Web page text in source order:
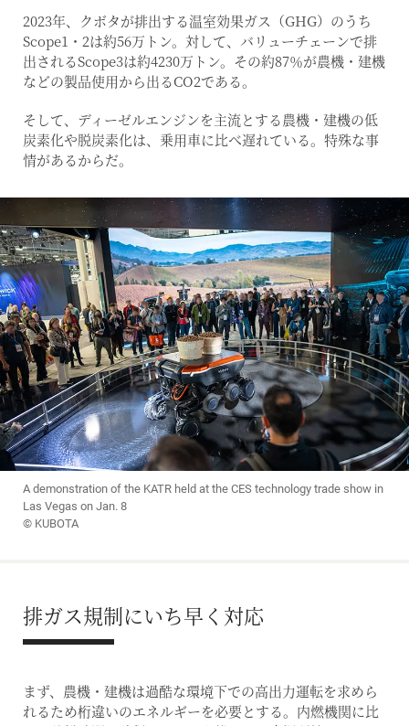
2023年、クボタが排出する温室効果ガス（GHG）のうち
Scope1・2は約56万トン。対して、バリューチェーンで排
出されるScope3は約4230万トン。その約87％が農機・建機
などの製品使用から出るCO2である。
そして、ディーゼルエンジンを主流とする農機・建機の低
炭素化や脱炭素化は、乗用車に比べ遅れている。特殊な事
情があるからだ。
A demonstration of the KATR held at the CES technology trade show in
Las Vegas on Jan. 8
© KUBOTA
排ガス規制にいち早く対応
まず、農機・建機は過酷な環境下での高出力運転を求めら
れるため桁違いのエネルギーを必要とする。内燃機関に比